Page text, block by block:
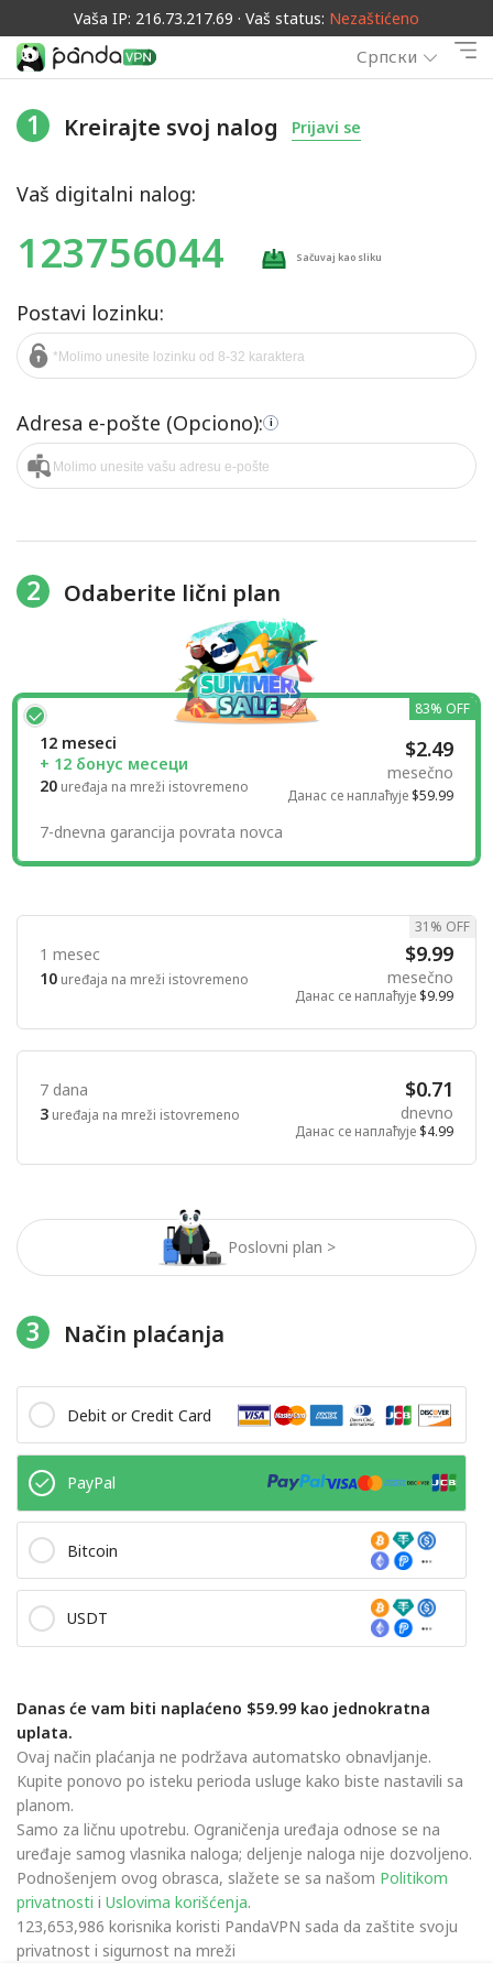
Vaša IP: 216.73.217.69 · Vaš status: Nezaštićeno
Српски
1 Kreirajte svoj nalog Prijavi se
Vaš digitalni nalog:
123756044 Sačuvaj kao sliku
Postavi lozinku:
Adresa e-pošte (Opciono): i
2 Odaberite lični plan
Poslovni plan >
12 meseci
+ 12 бонус месеци
20 uređaja na mreži istovremeno
$2.49
mesečno
Данас се наплаћује $59.99
83% OFF
7-dnevna garancija povrata novca
1 mesec
10 uređaja na mreži istovremeno
$9.99
mesečno
Данас се наплаћује $9.99
31% OFF
7 dana
3 uređaja na mreži istovremeno
$0.71
dnevno
Данас се наплаћује $4.99
3 Način plaćanja
Debit or Credit Card
PayPal
Bitcoin
USDT
Danas će vam biti naplaćeno $59.99 kao jednokratna
uplata.
Ovaj način plaćanja ne podržava automatsko obnavljanje.
Kupite ponovo po isteku perioda usluge kako biste nastavili sa
planom.
Samo za ličnu upotrebu. Ograničenja uređaja odnose se na
uređaje samog vlasnika naloga; deljenje naloga nije dozvoljeno.
Podnošenjem ovog obrasca, slažete se sa našom Politikom
privatnosti i Uslovima korišćenja.
123,653,986 korisnika koristi PandaVPN sada da zaštite svoju
privatnost i sigurnost na mreži